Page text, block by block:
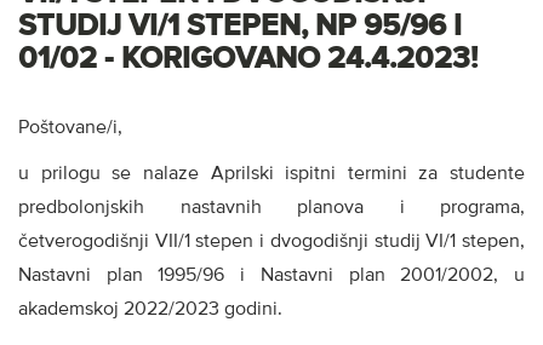
STUDIJ VI/1 STEPEN, NP 95/96 I
01/02 - KORIGOVANO 24.4.2023!
Poštovane/i,
u prilogu se nalaze Aprilski ispitni termini za studente
predbolonjskih nastavnih planova i programa,
četverogodišnji VII/1 stepen i dvogodišnji studij VI/1 stepen,
Nastavni plan 1995/96 i Nastavni plan 2001/2002, u
akademskoj 2022/2023 godini.